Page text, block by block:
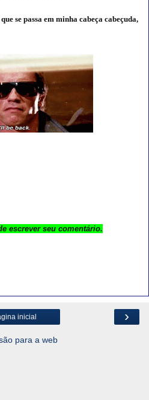
se passa em minha cabeça cabeçuda,
escrever seu comentário.
›
inicial
para a web